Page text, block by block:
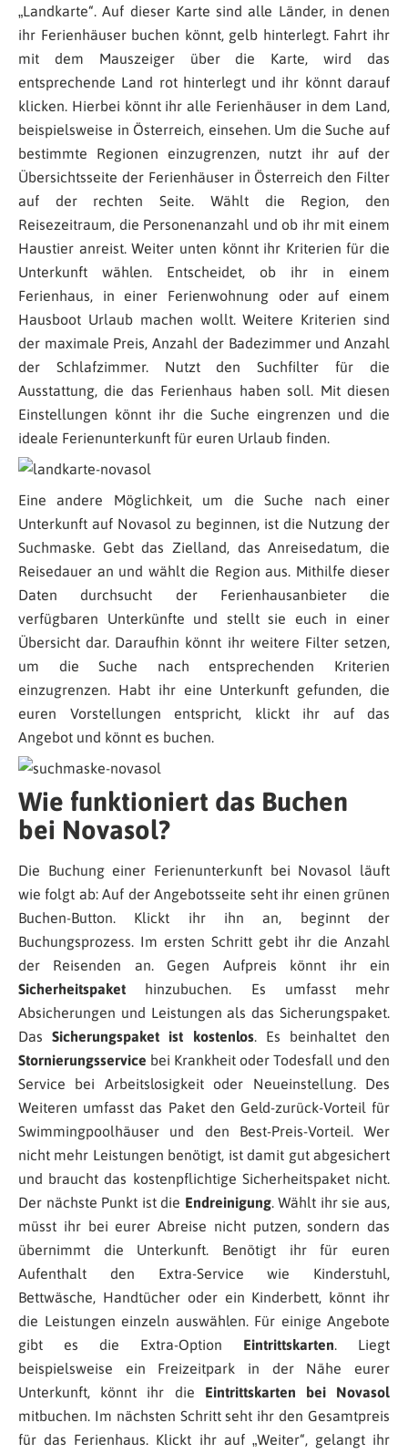
„Landkarte“. Auf dieser Karte sind alle Länder, in denen
ihr Ferienhäuser buchen könnt, gelb hinterlegt. Fahrt ihr
mit dem Mauszeiger über die Karte, wird das
entsprechende Land rot hinterlegt und ihr könnt darauf
klicken. Hierbei könnt ihr alle Ferienhäuser in dem Land,
beispielsweise in Österreich, einsehen. Um die Suche auf
bestimmte Regionen einzugrenzen, nutzt ihr auf der
Übersichtsseite der Ferienhäuser in Österreich den Filter
auf der rechten Seite. Wählt die Region, den
Reisezeitraum, die Personenanzahl und ob ihr mit einem
Haustier anreist. Weiter unten könnt ihr Kriterien für die
Unterkunft wählen. Entscheidet, ob ihr in einem
Ferienhaus, in einer Ferienwohnung oder auf einem
Hausboot Urlaub machen wollt. Weitere Kriterien sind
der maximale Preis, Anzahl der Badezimmer und Anzahl
der Schlafzimmer. Nutzt den Suchfilter für die
Ausstattung, die das Ferienhaus haben soll. Mit diesen
Einstellungen könnt ihr die Suche eingrenzen und die
ideale Ferienunterkunft für euren Urlaub finden.
Eine andere Möglichkeit, um die Suche nach einer
Unterkunft auf Novasol zu beginnen, ist die Nutzung der
Suchmaske. Gebt das Zielland, das Anreisedatum, die
Reisedauer an und wählt die Region aus. Mithilfe dieser
Daten durchsucht der Ferienhausanbieter die
verfügbaren Unterkünfte und stellt sie euch in einer
Übersicht dar. Daraufhin könnt ihr weitere Filter setzen,
um die Suche nach entsprechenden Kriterien
einzugrenzen. Habt ihr eine Unterkunft gefunden, die
euren Vorstellungen entspricht, klickt ihr auf das
Angebot und könnt es buchen.
Wie funktioniert das Buchen
bei Novasol?
Die Buchung einer Ferienunterkunft bei Novasol läuft
wie folgt ab: Auf der Angebotsseite seht ihr einen grünen
Buchen-Button. Klickt ihr ihn an, beginnt der
Buchungsprozess. Im ersten Schritt gebt ihr die Anzahl
der Reisenden an. Gegen Aufpreis könnt ihr ein
Sicherheitspaket hinzubuchen. Es umfasst mehr
Absicherungen und Leistungen als das Sicherungspaket.
DasSicherungspaket ist kostenlos. Es beinhaltet den
Stornierungsservice bei Krankheit oder Todesfall und den
Service bei Arbeitslosigkeit oder Neueinstellung. Des
Weiteren umfasst das Paket den Geld-zurück-Vorteil für
Swimmingpoolhäuser und den Best-Preis-Vorteil. Wer
nicht mehr Leistungen benötigt, ist damit gut abgesichert
und braucht das kostenpflichtige Sicherheitspaket nicht.
Der nächste Punkt ist die Endreinigung. Wählt ihr sie aus,
müsst ihr bei eurer Abreise nicht putzen, sondern das
übernimmt die Unterkunft. Benötigt ihr für euren
Aufenthalt den Extra-Service wie Kinderstuhl,
Bettwäsche, Handtücher oder ein Kinderbett, könnt ihr
die Leistungen einzeln auswählen. Für einige Angebote
gibt es die Extra-Option Eintrittskarten. Liegt
beispielsweise ein Freizeitpark in der Nähe eurer
Unterkunft, könnt ihr die Eintrittskarten bei Novasol
mitbuchen. Im nächsten Schritt seht ihr den Gesamtpreis
für das Ferienhaus. Klickt ihr auf „Weiter“, gelangt ihr